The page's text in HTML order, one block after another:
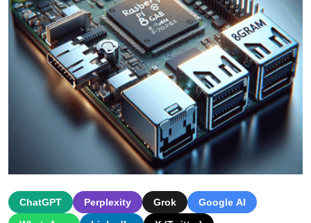
ChatGPT Perplexity Grok
Google AI